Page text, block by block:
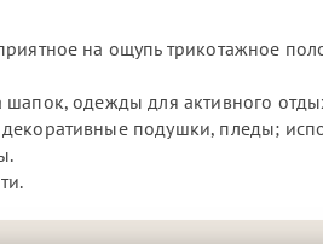
на ощупь трикотажное
шапок, одежды для активного
подушки, пледы;